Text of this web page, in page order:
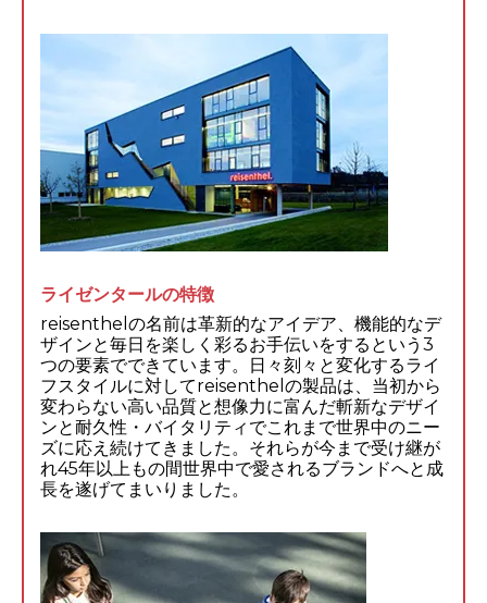
ライゼンタールの特徴
reisenthelの名前は革新的なアイデア、機能的なデ
ザインと毎日を楽しく彩るお手伝いをするという3
つの要素でできています。日々刻々と変化するライ
フスタイルに対してreisenthelの製品は、当初から
変わらない高い品質と想像力に富んだ斬新なデザイ
ンと耐久性・バイタリティでこれまで世界中のニー
ズに応え続けてきました。それらが今まで受け継が
れ45年以上もの間世界中で愛されるブランドへと成
長を遂げてまいりました。